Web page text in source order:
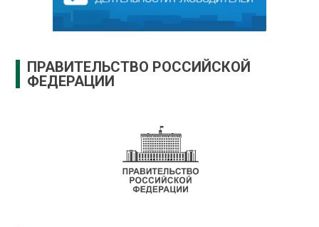
ПРАВИТЕЛЬСТВО РОССИЙСКОЙ
ФЕДЕРАЦИИ